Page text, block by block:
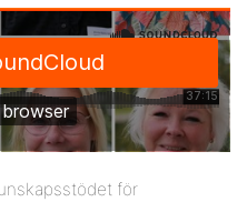
för